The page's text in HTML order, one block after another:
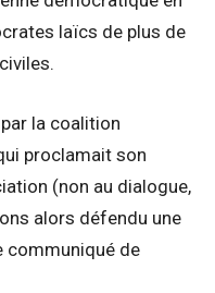
laïcs de plus de
la coalition
proclamait son
(non au dialogue,
alors défendu une
communiqué de